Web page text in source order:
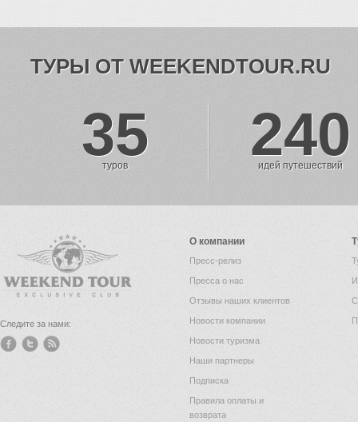
ТУРЫ ОТ WEEKENDTOUR.RU
35
туров 240
идей путешествий
Следите за нами:
О компании
Пресс-релиз
Пресса о нас
Отзывы наших клиентов
Новости компании
Новости туризма
Наши партнеры
Подписка
Правила оплаты и
возврата